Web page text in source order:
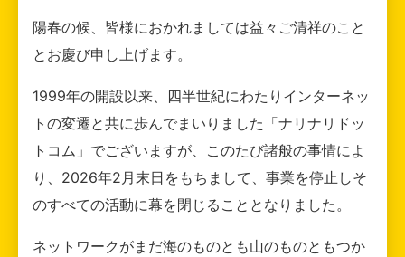
陽春の候、皆様におかれましては益々ご清祥のこと
とお慶び申し上げます。
1999年の開設以来、四半世紀にわたりインターネッ
トの変遷と共に歩んでまいりました「ナリナリドッ
トコム」でございますが、このたび諸般の事情によ
り、2026年2月末日をもちまして、事業を停止しそ
のすべての活動に幕を閉じることとなりました。
ネットワークがまだ海のものとも山のものともつか